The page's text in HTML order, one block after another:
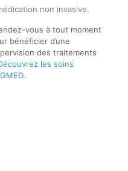
non invasive.
vous à tout moment
bénéficier d’une
des traitements
les soins
.